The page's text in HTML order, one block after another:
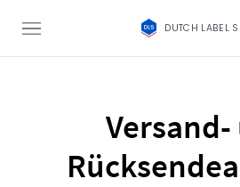
DUTCH LABEL